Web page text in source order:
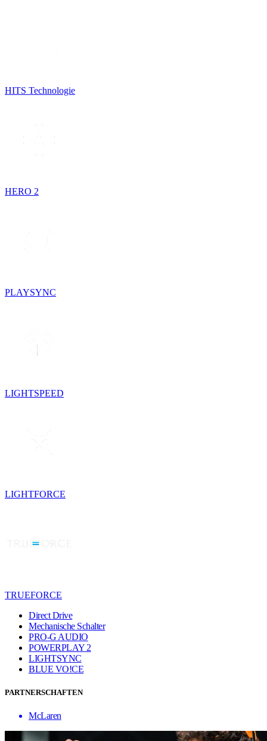
HITS Technologie
HERO 2
PLAYSYNC
LIGHTSPEED
LIGHTFORCE
TRUEFORCE
Direct Drive
Mechanische Schalter
PRO-G AUDIO
POWERPLAY 2
LIGHTSYNC
BLUE VO!CE
PARTNERSCHAFTEN
McLaren